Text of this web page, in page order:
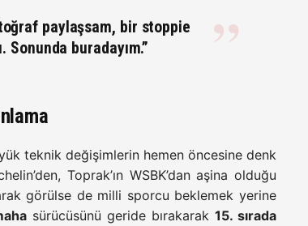
paylaşsam, bir stoppie
Sonunda buradayım.”
teknik değişimlerin hemen öncesine denk
Toprak’ın WSBK’dan aşina olduğu
görülse de milli sporcu beklemek yerine
sürücüsünü geride bırakarak15. sırada